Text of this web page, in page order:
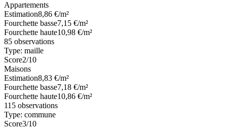
Appartements
Estimation8,86 €/m²
Fourchette basse7,15 €/m²
Fourchette haute10,98 €/m²
85 observations
Type: maille
Score2/10
Maisons
Estimation8,83 €/m²
Fourchette basse7,18 €/m²
Fourchette haute10,86 €/m²
115 observations
Type: commune
Score3/10